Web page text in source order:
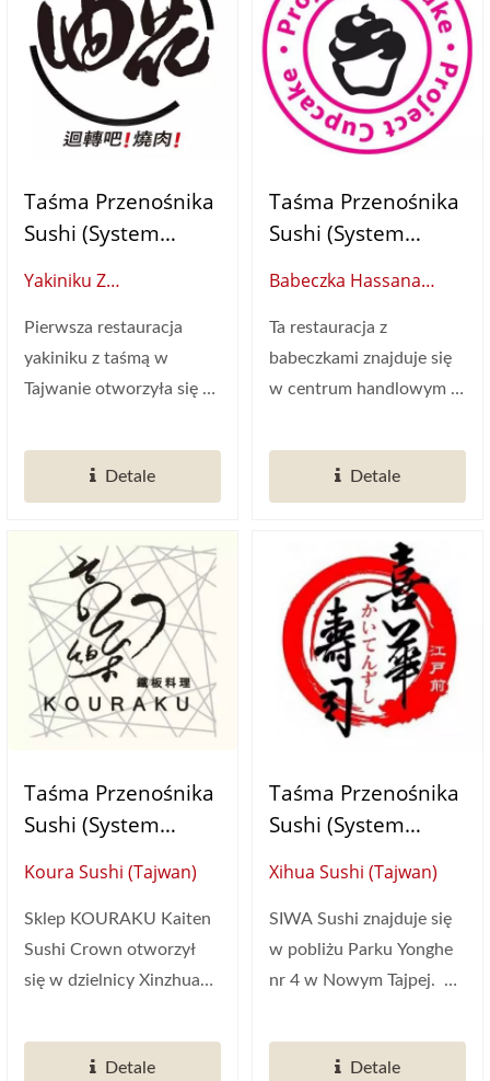
Taśma Przenośnika
Sushi (System
Dostawy Żywności)
Yakiniku Z
Pierwsza restauracja
yakiniku z taśmą w
Tajwanie otworzyła się w
Detale
Taśma Przenośnika
Sushi (System
Dostawy Żywności)
Babeczka Hassana
Ta restauracja z
babeczkami znajduje się
w centrum handlowym w
restauracji...
Detale
Taśma Przenośnika
Sushi (System
Dostawy Żywności)
Koura Sushi (Tajwan)
Sklep KOURAKU Kaiten
Sushi Crown otworzył
się w dzielnicy Xinzhuang
koniec...
Detale
Taśma Przenośnika
Sushi (System
Dostawy Żywności)
Xihua Sushi (Tajwan)
SIWA Sushi znajduje się
w pobliżu Parku Yonghe
nr 4 w Nowym Tajpej.
stali...
Detale